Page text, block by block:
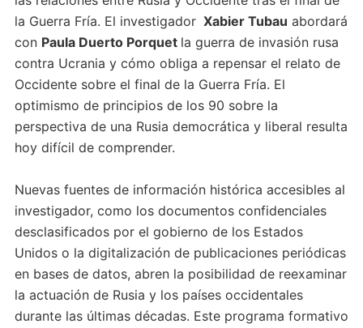
la Guerra Fría. El investigador Xabier Tubau abordará
con Paula Duerto Porquet la guerra de invasión rusa
contra Ucrania y cómo obliga a repensar el relato de
Occidente sobre el final de la Guerra Fría. El
optimismo de principios de los 90 sobre la
perspectiva de una Rusia democrática y liberal resulta
hoy difícil de comprender.
Nuevas fuentes de información histórica accesibles al
investigador, como los documentos confidenciales
desclasificados por el gobierno de los Estados
Unidos o la digitalización de publicaciones periódicas
en bases de datos, abren la posibilidad de reexaminar
la actuación de Rusia y los países occidentales
durante las últimas décadas. Este programa formativo